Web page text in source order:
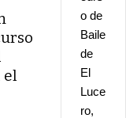
el
o de
Baile
de
El
Luce
ro,